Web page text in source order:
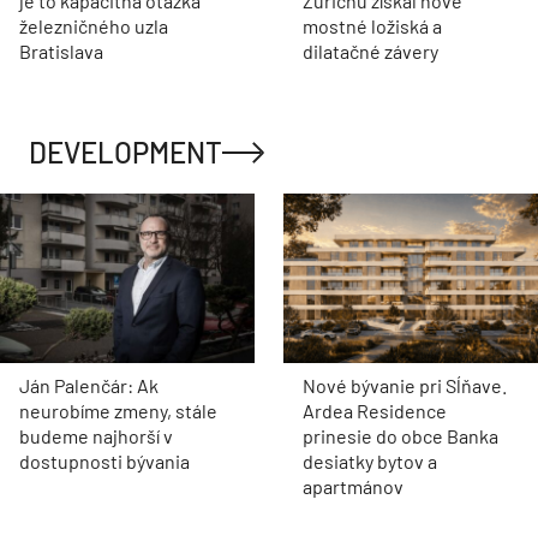
železničného uzla
Bratislava
mostné ložiská a
dilatačné závery
DEVELOPMENT
Ján Palenčár: Ak
neurobíme zmeny, stále
budeme najhorší v
dostupnosti bývania
Nové bývanie pri Sĺňave.
Ardea Residence
prinesie do obce Banka
desiatky bytov a
apartmánov